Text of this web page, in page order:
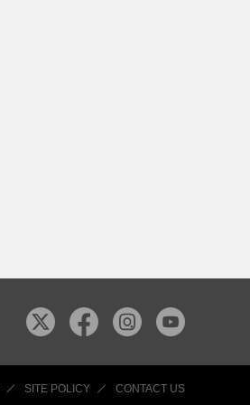
SITE POLICY CONTACT US